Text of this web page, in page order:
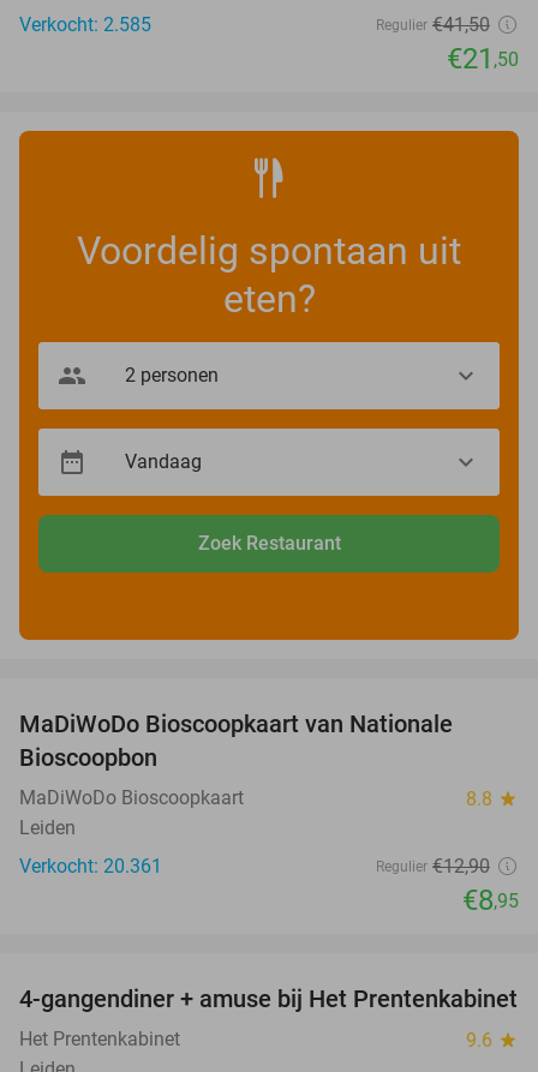
Verkocht: 2.585 Regulier €41,50
€21 ,50
Voordelig spontaan uit
eten?
Zoek Restaurant
MaDiWoDo Bioscoopkaart van Nationale
Bioscoopbon
MaDiWoDo Bioscoopkaart 8.8 star
Leiden
Verkocht: 20.361
Regulier €12,90
€8,95
37%
4-gangendiner + amuse bij Het Prentenkabinet
Het Prentenkabinet 9.6 star